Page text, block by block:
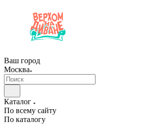
Ваш город
Москва
Каталог
По всему сайту
По каталогу